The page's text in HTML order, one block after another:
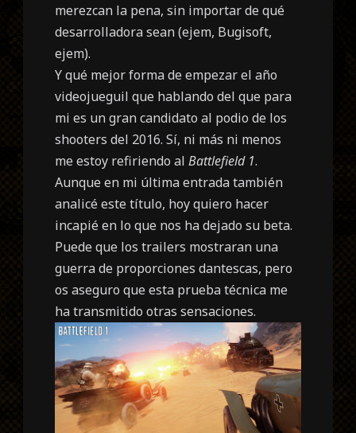
merezcan la pena, sin importar de qué
desarrolladora sean (ejem, Bugisoft,
ejem).
Y qué mejor forma de empezar el año
videojueguil que hablando del que para
mi es un gran candidato al podio de los
shooters del 2016. Sí, ni más ni menos
me estoy refiriendo alBattlefield 1.
Aunque en mi última entrada también
analicé este título, hoy quiero hacer
incapié en lo que nos ha dejado su beta.
Puede que los trailers mostraran una
guerra de proporciones dantescas, pero
os aseguro que esta prueba técnica me
ha transmitido otras sensaciones.